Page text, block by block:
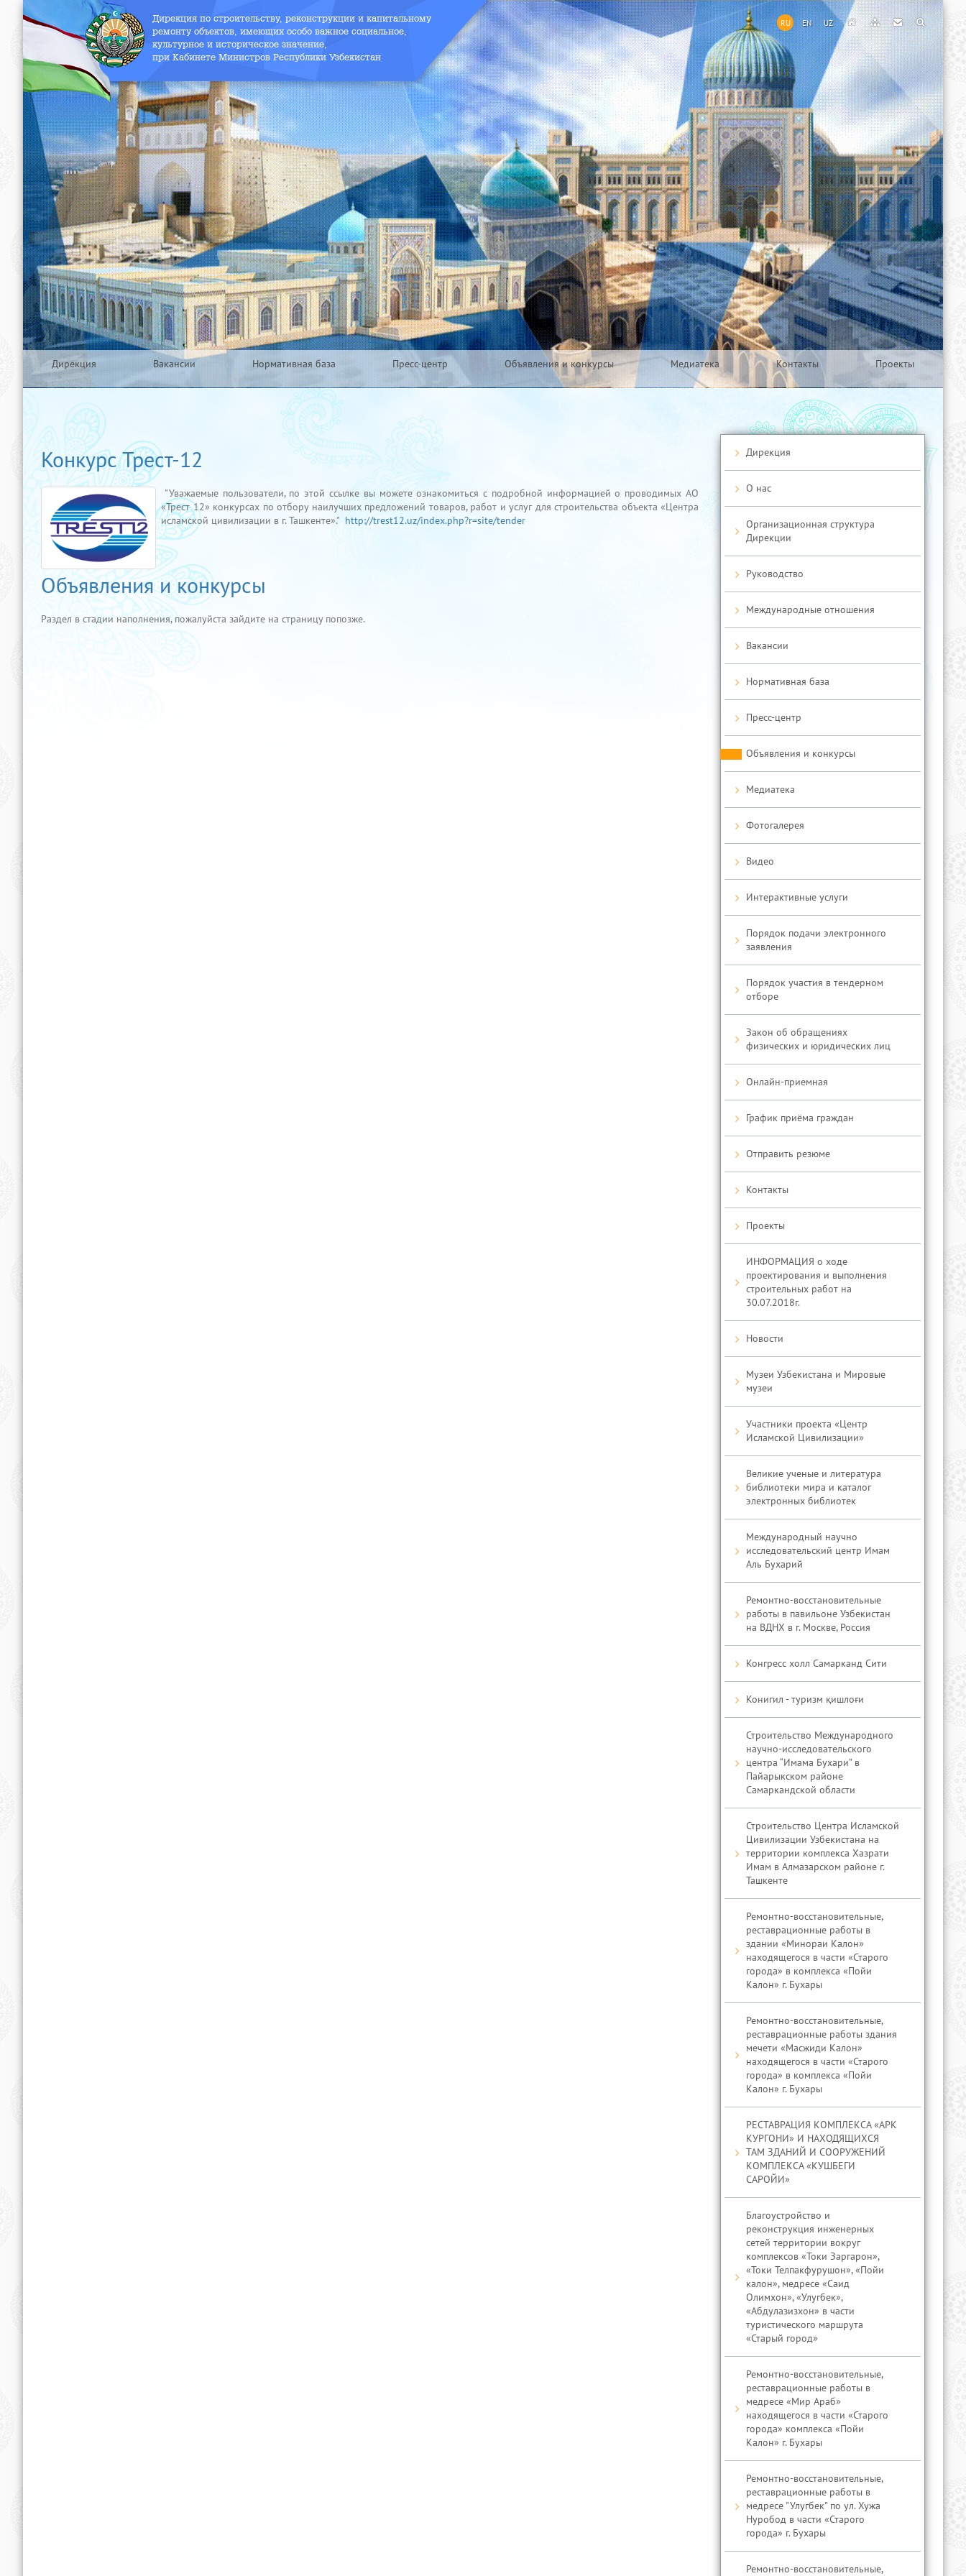
RU EN UZ
Дирекция по строительству, реконструкции и капитальному
ремонту объектов, имеющих особо важное социальное,
культурное и историческое значение,
при Кабинете Министров Республики Узбекистан
Дирекция Вакансии Нормативная база Пресс-центр Объявления и конкурсы Медиатека Контакты Проекты
Конкурс Трест-12
"Уважаемые пользователи, по этой ссылке вы можете ознакомиться с подробной информацией о проводимых АО
«Трест 12» конкурсах по отбору наилучших предложений товаров, работ и услуг для строительства объекта «Центра
исламской цивилизации в г. Ташкенте»." http://trest12.uz/index.php?r=site/tender
Объявления и конкурсы
Раздел в стадии наполнения, пожалуйста зайдите на страницу попозже.
Дирекция
О нас
Организационная структура
Дирекции
Руководство
Международные отношения
Вакансии
Нормативная база
Пресс-центр
Объявления и конкурсы
Медиатека
Фотогалерея
Видео
Интерактивные услуги
Порядок подачи электронного
заявления
Порядок участия в тендерном
отборе
Закон об обращениях
физических и юридических лиц
Онлайн-приемная
График приёма граждан
Отправить резюме
Контакты
Проекты
ИНФОРМАЦИЯ о ходе
проектирования и выполнения
строительных работ на
30.07.2018г.
Новости
Музеи Узбекистана и Мировые
музеи
Участники проекта «Центр
Исламской Цивилизации»
Великие ученые и литература
библиотеки мира и каталог
электронных библиотек
Международный научно
исследовательский центр Имам
Аль Бухарий
Ремонтно-восстановительные
работы в павильоне Узбекистан
на ВДНХ в г. Москве, Россия
Конгресс холл Самарканд Сити
Конигил - туризм қишлоғи
Строительство Международного
научно-исследовательского
центра “Имама Бухари” в
Пайарыкском районе
Самаркандской области
Строительство Центра Исламской
Цивилизации Узбекистана на
территории комплекса Хазрати
Имам в Алмазарском районе г.
Ташкенте
Ремонтно-восстановительные,
реставрационные работы в
здании «Минораи Калон»
находящегося в части «Старого
города» в комплекса «Пойи
Калон» г. Бухары
Ремонтно-восстановительные,
реставрационные работы здания
мечети «Масжиди Калон»
находящегося в части «Старого
города» в комплекса «Пойи
Калон» г. Бухары
РЕСТАВРАЦИЯ КОМПЛЕКСА «АРК
КУРГОНИ» И НАХОДЯЩИХСЯ
ТАМ ЗДАНИЙ И СООРУЖЕНИЙ
КОМПЛЕКСА «КУШБЕГИ
САРОЙИ»
Благоустройство и
реконструкция инженерных
сетей территории вокруг
комплексов «Токи Заргарон»,
«Токи Телпакфурушон», «Пойи
калон», медресе «Саид
Олимхон», «Улугбек»,
«Абдулазизхон» в части
туристического маршрута
«Старый город»
Ремонтно-восстановительные,
реставрационные работы в
медресе «Мир Араб»
находящегося в части «Старого
города» комплекса «Пойи
Калон» г. Бухары
Ремонтно-восстановительные,
реставрационные работы в
медресе "Улугбек" по ул. Хужа
Нуробод в части «Старого
города» г. Бухары
Ремонтно-восстановительные,